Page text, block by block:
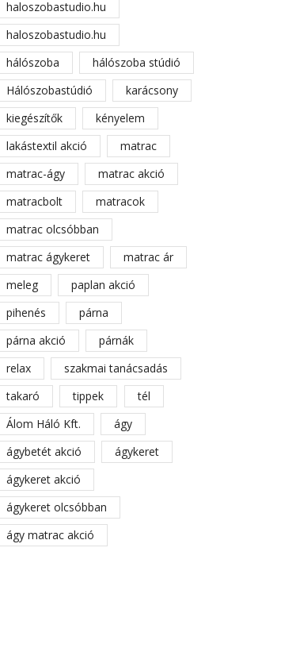
haloszobastudio.hu
haloszobastudio.hu
hálószoba
hálószoba stúdió
Hálószobastúdió
karácsony
kiegészítők
kényelem
lakástextil akció
matrac
matrac-ágy
matrac akció
matracbolt
matracok
matrac olcsóbban
matrac ágykeret
matrac ár
meleg
paplan akció
pihenés
párna
párna akció
párnák
relax
szakmai tanácsadás
takaró
tippek
tél
Álom Háló Kft.
ágy
ágybetét akció
ágykeret
ágykeret akció
ágykeret olcsóbban
ágy matrac akció